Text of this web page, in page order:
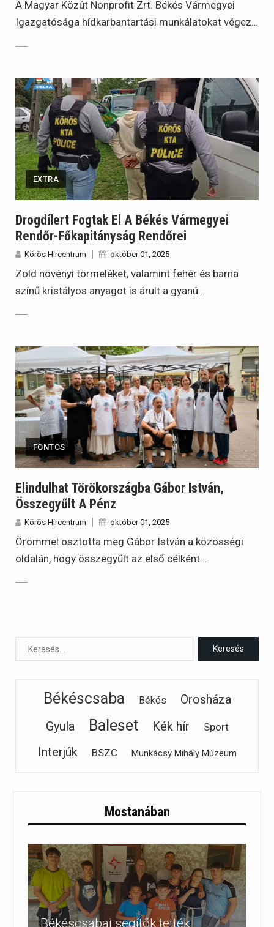
A Magyar Közút Nonprofit Zrt. Békés Vármegyei
Igazgatósága hídkarbantartási munkálatokat végez…
EXTRA
Drogdílert Fogtak El A Békés Vármegyei
Rendőr-Főkapitányság Rendőrei
Körös Hírcentrum október 01, 2025
Zöld növényi törmeléket, valamint fehér és barna
színű kristályos anyagot is árult a gyanú…
FONTOS
Elindulhat Törökországba Gábor István,
Összegyűlt A Pénz
Körös Hírcentrum október 01, 2025
Örömmel osztotta meg Gábor István a közösségi
oldalán, hogy összegyűlt az első célként…
Békéscsaba Békés
Orosháza
Gyula
Baleset Kék hír Sport
Interjúk BSZC Munkácsy Mihály Múzeum
Mostanában
Békéscsabai segítők tették